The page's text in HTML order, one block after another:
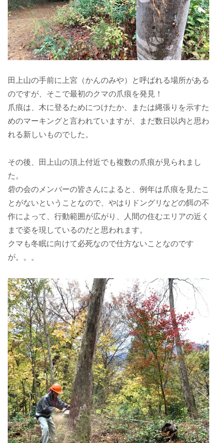
田上山の手前に上宮（かんのみや）と呼ばれる場所がある
のですが、そこで最初のクマの爪痕を発見！
爪痕は、木に登るためにつけたか、または縄張りを示すた
めのマーキングと言われていますが、まだ数日以内と思わ
れる新しいものでした。
その後、田上山の頂上付近でも複数の爪痕が見られまし
た。
砦の会のメンバーの皆さんによると、例年は爪痕を見たこ
とがないということなので、やはりドングリなどの餌の不
作によって、行動範囲が広がり、人間の住むエリアの近く
まで姿を現しているのだと思われます。
クマも冬眠に向けて必死なので仕方ないことなのです
が。。。